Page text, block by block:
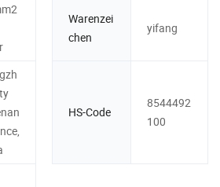
Warenzei
chen
yifang
HS-Code
8544492
100